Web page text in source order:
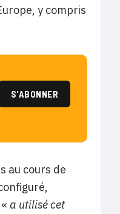
y compris
au cours de
a utilisé cet